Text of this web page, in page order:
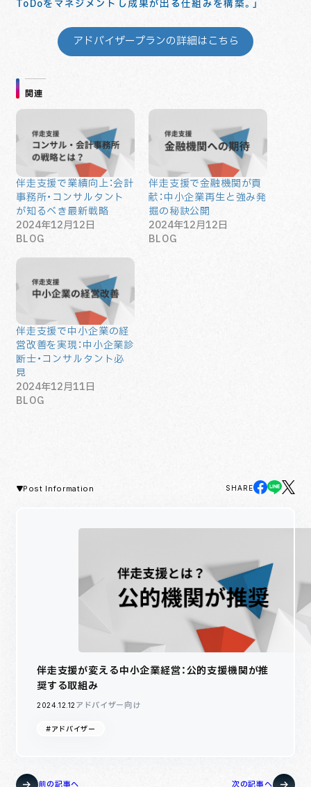
ToDoをマネジメントし成果が出る仕組みを構築。」
アドバイザープランの詳細はこちら
関連
伴走支援で業績向上：会計
事務所・コンサルタント
が知るべき最新戦略
2024年12月12日
BLOG
伴走支援で金融機関が貢
献：中小企業再生と強み発
掘の秘訣公開
2024年12月12日
BLOG
伴走支援で中小企業の経
営改善を実現：中小企業診
断士・コンサルタント必
見
2024年12月11日
BLOG
Post Information SHARE
伴走支援が変える中小企業経営：公的支援機関が推
奨する取組み
2024.12.12 アドバイザー向け
#アドバイザー
前の記事へ 次の記事へ